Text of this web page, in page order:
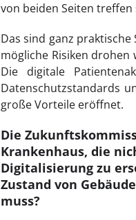
von beiden Seiten
Das sind ganz
mögliche Risiken
Die digitale
Datenschutzstandards
große Vorteile eröffnet.
Die
Krankenhaus, die
Digitalisierung zu
Zustand von
muss?